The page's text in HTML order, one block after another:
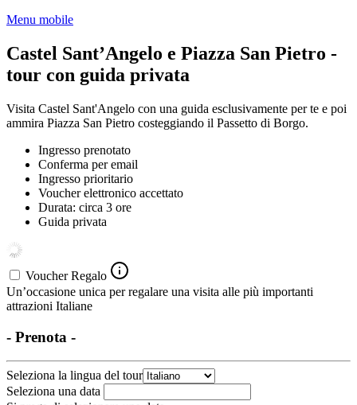
Menu mobile
Castel Sant’Angelo e Piazza San Pietro -
tour con guida privata
Visita Castel Sant'Angelo con una guida esclusivamente per te e poi
ammira Piazza San Pietro costeggiando il Passetto di Borgo.
Ingresso prenotato
Conferma per email
Ingresso prioritario
Voucher elettronico accettato
Durata: circa 3 ore
Guida privata
Voucher Regalo
Un’occasione unica per regalare una visita alle più importanti
attrazioni Italiane
- Prenota -
Seleziona la lingua del tour
Seleziona una data